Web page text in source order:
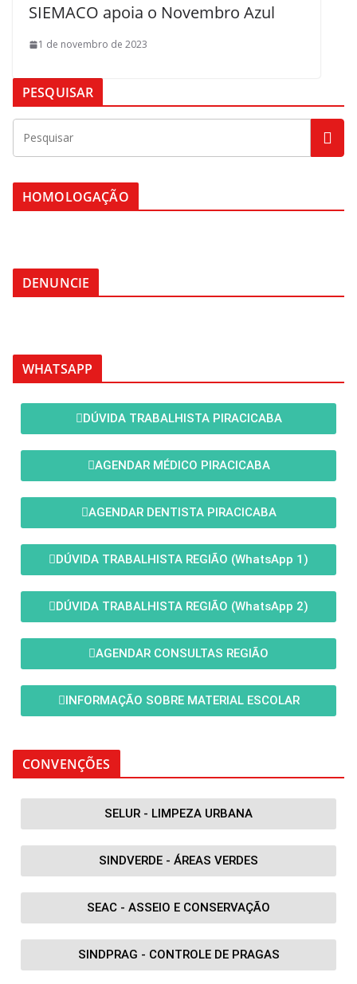
SIEMACO apoia o Novembro Azul
1 de novembro de 2023
PESQUISAR
HOMOLOGAÇÃO
DENUNCIE
WHATSAPP
DÚVIDA TRABALHISTA PIRACICABA
AGENDAR MÉDICO PIRACICABA
AGENDAR DENTISTA PIRACICABA
DÚVIDA TRABALHISTA REGIÃO (WhatsApp 1)
DÚVIDA TRABALHISTA REGIÃO (WhatsApp 2)
AGENDAR CONSULTAS REGIÃO
INFORMAÇÃO SOBRE MATERIAL ESCOLAR
CONVENÇÕES
SELUR - LIMPEZA URBANA
SINDVERDE - ÁREAS VERDES
SEAC - ASSEIO E CONSERVAÇÃO
SINDPRAG - CONTROLE DE PRAGAS